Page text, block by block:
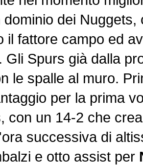
dei Nuggets,
il fattore campo ed
Gli Spurs già dalla
le spalle al muro.
per la prima
con un 14-2 che
successiva di
e otto assist per